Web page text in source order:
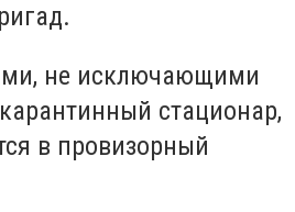
не исключающими
стационар,
в провизорный